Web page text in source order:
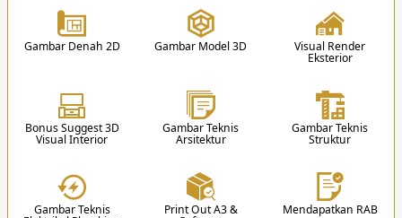
dalam Desain Rumah
Daftar Gambar Teknis untuk Perencanaan Desain
Rumah
Video Edukasi Arsitektur
Team kami akan memberikan proposal harga /
biaya pembuatan desain.
1 Dapur Kering
1 Dapur Basah
1 Gudang
Carport 2 Mobil
Kolam Renang
Balkon Belakang
Gambar Denah 2D Gambar Model 3D Visual Render
Eksterior
Bonus Suggest 3D
Visual Interior
Gambar Teknis
Arsitektur
Gambar Teknis
Struktur
Gambar Teknis Print Out A3 & Mendapatkan RAB